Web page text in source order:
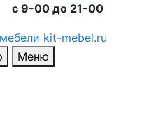
c 9-00 до 21-00
Меню